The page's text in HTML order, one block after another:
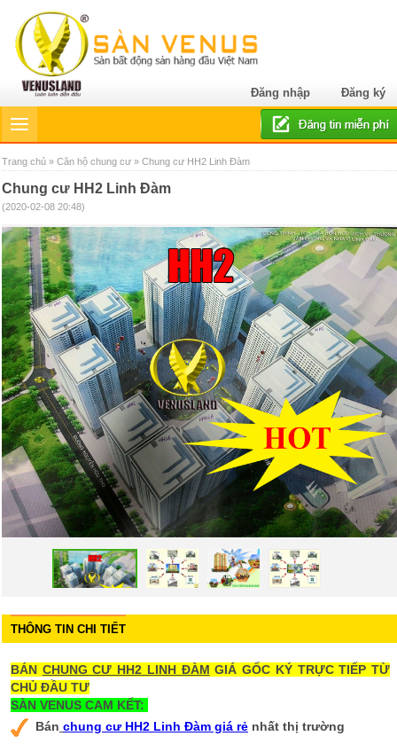
Đăng nhập Đăng ký
Trang chủ » Căn hộ chung cư » Chung cư HH2 Linh Đàm
Chung cư HH2 Linh Đàm
(2020-02-08 20:48)
THÔNG TIN CHI TIẾT
BÁN CHUNG CƯ HH2 LINH ĐÀM GIÁ GỐC KÝ TRỰC TIẾP TỪ
CHỦ ĐẦU TƯ
SÀN VENUS CAM KẾT:
Bán chung cư HH2 Linh Đàm giá rẻ nhất thị trường